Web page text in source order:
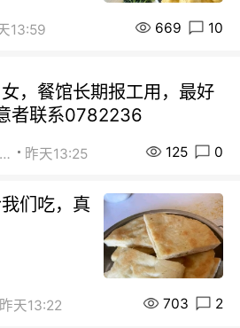
13:59 669 10
，餐馆长期报工用，最好
者联系0782236
街友74434350 昨天13:25 125 0
们吃，真
昨天13:22 703 2